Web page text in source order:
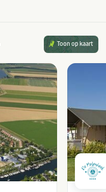
Toon op kaart